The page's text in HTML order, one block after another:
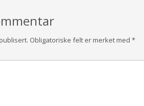
Obligatoriske felt er merket med *